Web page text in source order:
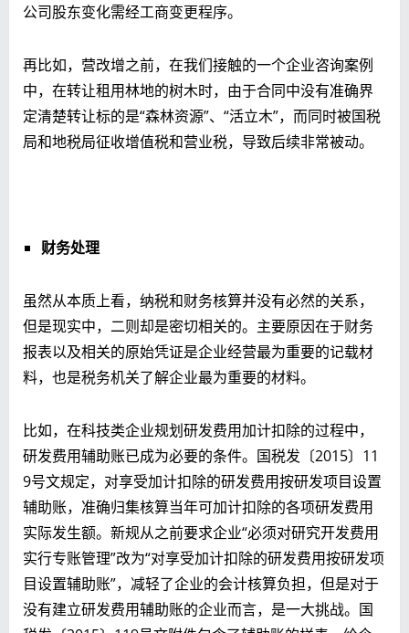
公司股东变化需经工商变更程序。
再比如，营改增之前，在我们接触的一个企业咨询案例
中，在转让租用林地的树木时，由于合同中没有准确界
定清楚转让标的是“森林资源”、“活立木”，而同时被国税
局和地税局征收增值税和营业税，导致后续非常被动。
财务处理
虽然从本质上看，纳税和财务核算并没有必然的关系，
但是现实中，二则却是密切相关的。主要原因在于财务
报表以及相关的原始凭证是企业经营最为重要的记载材
料，也是税务机关了解企业最为重要的材料。
比如，在科技类企业规划研发费用加计扣除的过程中，
研发费用辅助账已成为必要的条件。国税发〔2015〕11
9号文规定，对享受加计扣除的研发费用按研发项目设置
辅助账，准确归集核算当年可加计扣除的各项研发费用
实际发生额。新规从之前要求企业“必须对研究开发费用
实行专账管理”改为“对享受加计扣除的研发费用按研发项
目设置辅助账”，减轻了企业的会计核算负担，但是对于
没有建立研发费用辅助账的企业而言，是一大挑战。国